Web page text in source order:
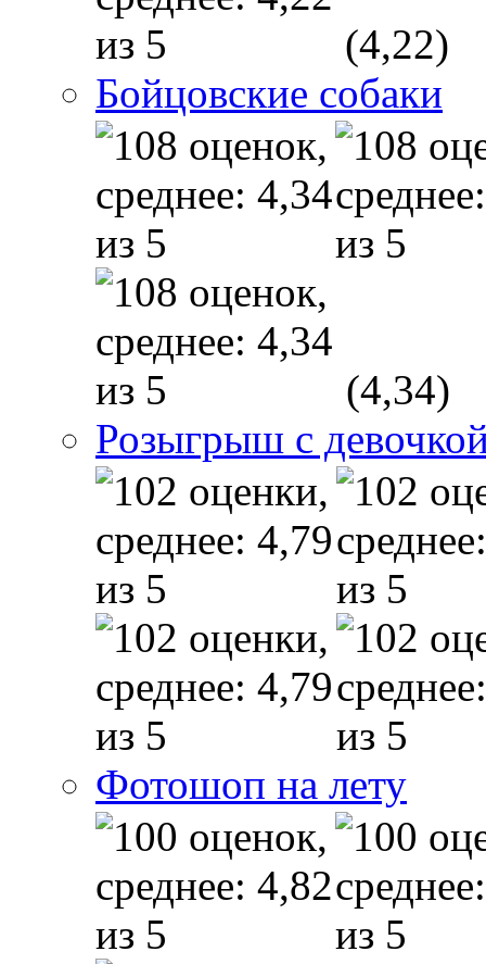
(4,22)
Бойцовские собаки
(4,34)
Розыгрыш с
Фотошоп на лету